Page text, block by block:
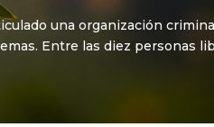
una organización
Entre las diez personas